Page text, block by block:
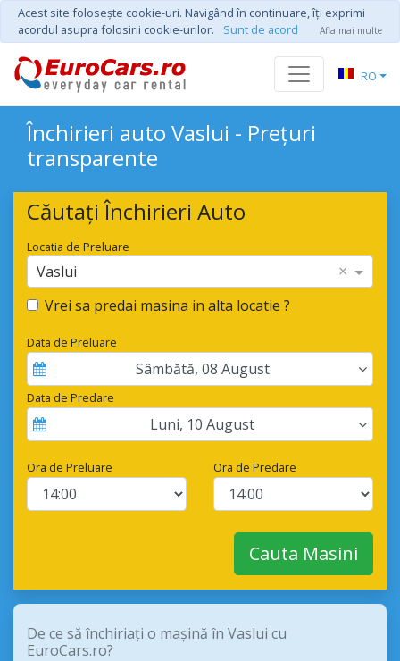
Acest site foloseşte cookie-uri. Navigând în continuare, îţi exprimi
acordul asupra folosirii cookie-urilor.
Sunt de acord Afla mai multe
RO
Închirieri auto Vaslui - Prețuri
transparente
Căutați Închirieri Auto
Locatia de Preluare
Vaslui ×
Vrei sa predai masina in alta locatie ?
Data de Preluare
Sâmbătă, 08 August
Data de Predare
Luni, 10 August
Ora de Preluare Ora de Predare
Cauta Masini
De ce să închiriați o mașină în Vaslui cu
EuroCars.ro?